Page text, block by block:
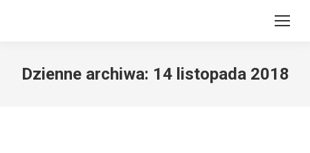
Dzienne archiwa: 14 listopada 2018